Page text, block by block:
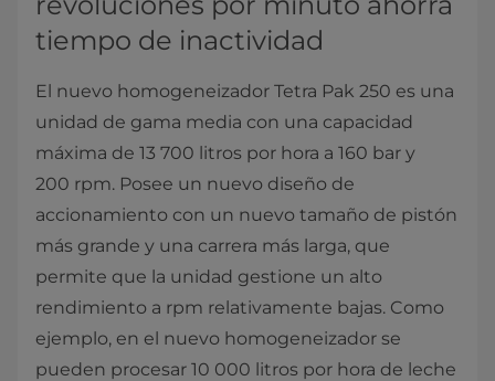
tiempo de inactividad
El nuevo homogeneizador Tetra Pak 250 es una
unidad de gama media con una capacidad
máxima de 13 700 litros por hora a 160 bar y
200 rpm. Posee un nuevo diseño de
accionamiento con un nuevo tamaño de pistón
más grande y una carrera más larga, que
permite que la unidad gestione un alto
rendimiento a rpm relativamente bajas. Como
ejemplo, en el nuevo homogeneizador se
pueden procesar 10 000 litros por hora de leche